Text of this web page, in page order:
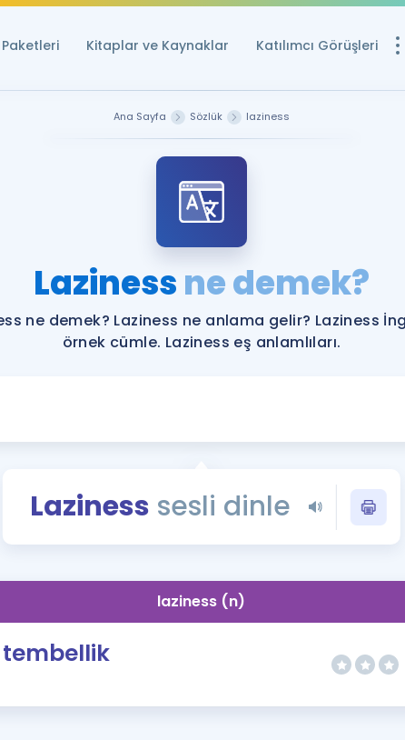
Kitaplar ve Kaynaklar Katılımcı Görüşleri
YDS ve YÖKDİL
Rehberlik Aracı
YDS ve YÖKDİL'e
Tüm ÖSYM
YDS - YÖKDİL
İngilizce Gramer
Ana Sayfa Sözlük laziness
Lazinessne demek?
ne demek? Laziness ne anlama gelir? Laziness
örnek cümle. Laziness eş anlamlıları.
Laziness sesli dinle
laziness (n)
tembellik